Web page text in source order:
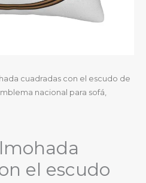
cuadradas con el escudo de
nacional para sofá,
el escudo